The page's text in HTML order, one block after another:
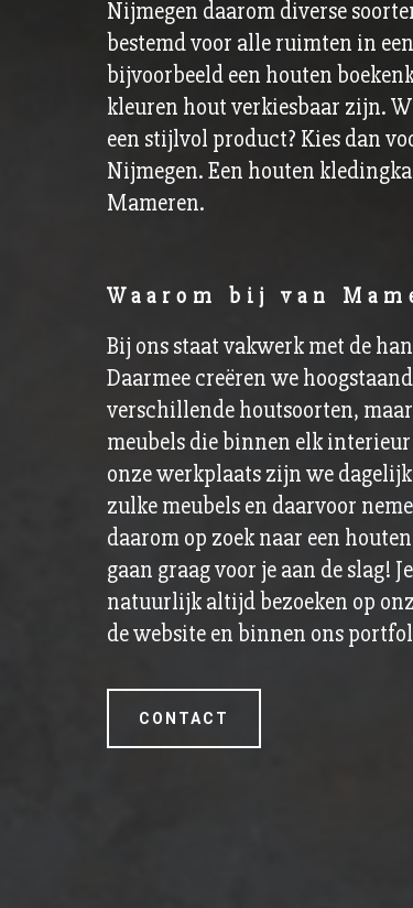
Nijmegen daarom diverse
bestemd voor alle ruimten in
bijvoorbeeld een houten
kleuren hout verkiesbaar zijn.
een stijlvol product? Kies dan
Nijmegen. Een houten
Mameren.
Waarom bij van
Bij ons staat vakwerk met de
Daarmee creëren we
verschillende houtsoorten,
meubels die binnen elk
onze werkplaats zijn we
zulke meubels en daarvoor
daarom op zoek naar een
gaan graag voor je aan de slag!
natuurlijk altijd bezoeken op
de website en binnen ons
CONTACT